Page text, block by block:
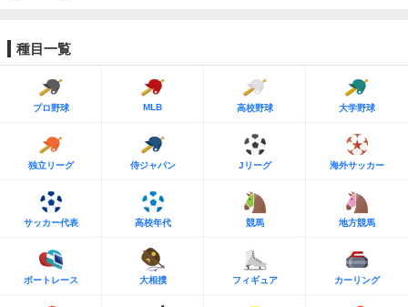
種目一覧
プロ野球 MLB 高校野球 大学野球
独立リーグ 侍ジャパン Jリーグ 海外サッカー
サッカー代表 高校年代 競馬 地方競馬
ボートレース 大相撲 フィギュア カーリング